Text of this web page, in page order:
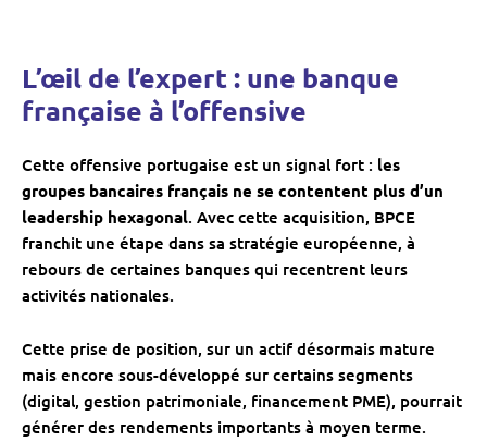
L’œil de l’expert : une banque
française à l’offensive
Cette offensive portugaise est un signal fort : les
groupes bancaires français ne se contentent plus d’un
leadership hexagonal. Avec cette acquisition, BPCE
franchit une étape dans sa stratégie européenne, à
rebours de certaines banques qui recentrent leurs
activités nationales.
Cette prise de position, sur un actif désormais mature
mais encore sous-développé sur certains segments
(digital, gestion patrimoniale, financement PME), pourrait
générer des rendements importants à moyen terme.